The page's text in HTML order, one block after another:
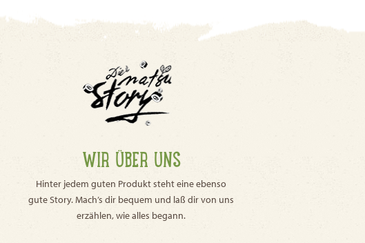
WIR ÜBER UNS
Hinter jedem guten Produkt steht eine ebenso
gute Story. Mach’s dir bequem und laß dir von uns
erzählen, wie alles begann.